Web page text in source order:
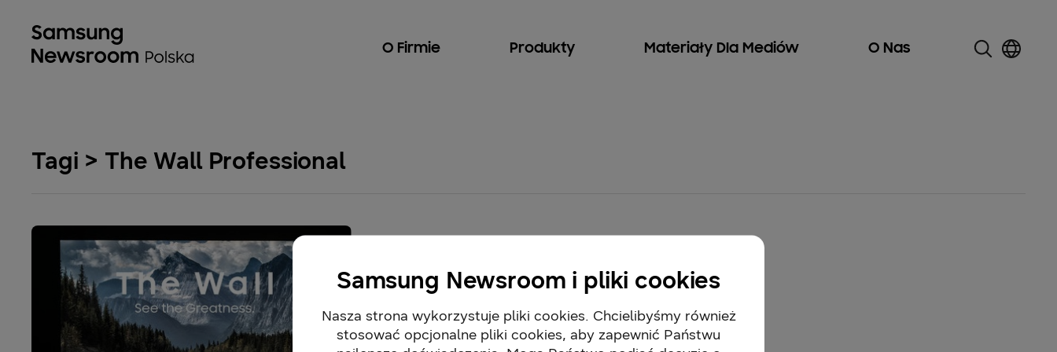
O Firmie Produkty Materiały Dla Mediów O Nas
Tagi > The Wall Professional
Samsung Newsroom i pliki cookies
Nasza strona wykorzystuje pliki cookies. Chcielibyśmy również
stosować opcjonalne pliki cookies, aby zapewnić Państwu